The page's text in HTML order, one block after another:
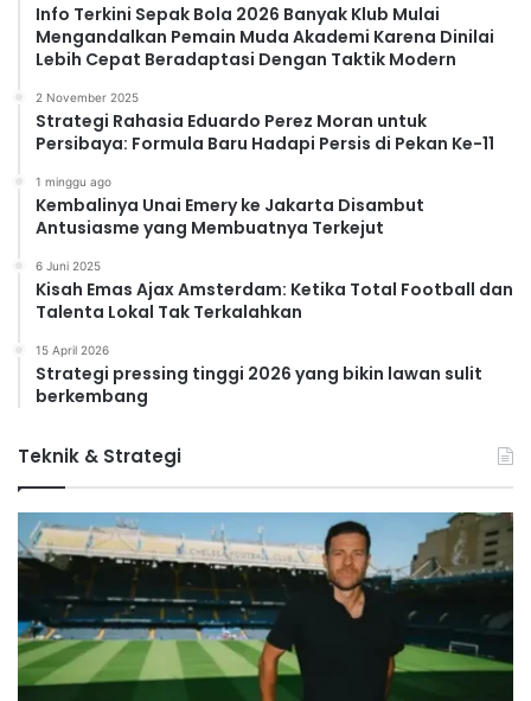
Info Terkini Sepak Bola 2026 Banyak Klub Mulai
Mengandalkan Pemain Muda Akademi Karena Dinilai
Lebih Cepat Beradaptasi Dengan Taktik Modern
2 November 2025
Strategi Rahasia Eduardo Perez Moran untuk
Persibaya: Formula Baru Hadapi Persis di Pekan Ke-11
1 minggu ago
Kembalinya Unai Emery ke Jakarta Disambut
Antusiasme yang Membuatnya Terkejut
6 Juni 2025
Kisah Emas Ajax Amsterdam: Ketika Total Football dan
Talenta Lokal Tak Terkalahkan
15 April 2026
Strategi pressing tinggi 2026 yang bikin lawan sulit
berkembang
Teknik & Strategi